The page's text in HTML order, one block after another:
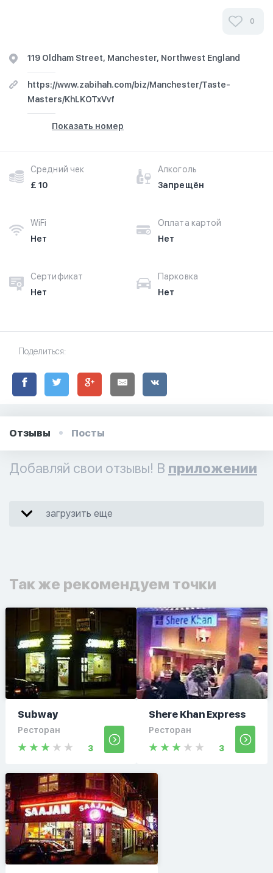
0
119 Oldham Street, Manchester, Northwest England
https://www.zabihah.com/biz/Manchester/Taste-
Masters/KhLKOTxVvf
Показать номер
Средний чек
£ 10
Алкоголь
Запрещён
WiFi
Нет
Оплата картой
Нет
Сертификат
Нет
Парковка
Нет
Поделиться:
Отзывы Посты
Добавляй свои отзывы! В приложении
загрузить еще
Так же рекомендуем точки
Subway
Ресторан
3
Shere Khan Express
Ресторан
3